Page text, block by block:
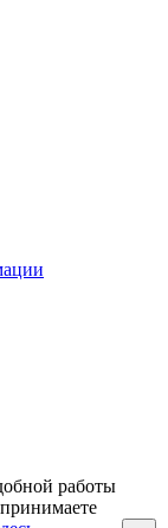
работы